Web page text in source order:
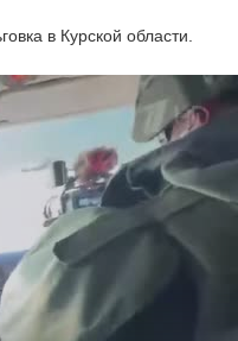
в Курской области.